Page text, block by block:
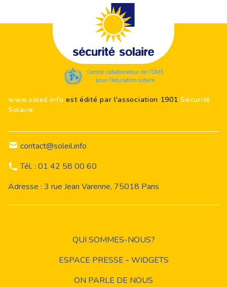
www.soleil.info est édité par l'association 1901Sécurité
Solaire
contact@soleil.info
Tél. : 01 42 58 00 60
Adresse : 3 rue Jean Varenne, 75018 Paris
QUI SOMMES-NOUS?
ESPACE PRESSE - WIDGETS
ON PARLE DE NOUS